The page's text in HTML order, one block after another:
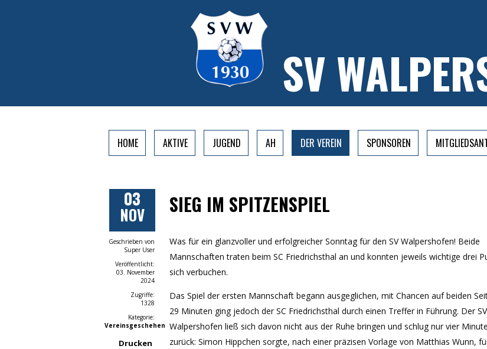
SV
HOME AKTIVE JUGEND AH DER VEREIN SPONSOREN
03
NOV
Geschrieben von
Super User
Veröffentlicht:
03. November
2024
Zugriffe:
1328
Kategorie:
Vereinsgeschehen
Drucken
SIEG IM SPITZENSPIEL
Was für ein glanzvoller und erfolgreicher Sonntag für den SV Walpershofen! Beide
Mannschaften traten beim SC Friedrichsthal an und konnten jeweils wichtige drei
sich verbuchen.
Das Spiel der ersten Mannschaft begann ausgeglichen, mit Chancen auf beiden
29 Minuten ging jedoch der SC Friedrichsthal durch einen Treffer in Führung. Der SV
Walpershofen ließ sich davon nicht aus der Ruhe bringen und schlug nur vier
zurück: Simon Hippchen sorgte, nach einer präzisen Vorlage von Matthias Wunn,